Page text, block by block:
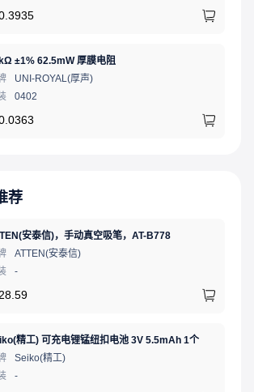
±1% 62.5mW 厚膜电阻
UNI-ROYAL(厚声)
0402
荐
安泰信)，手动真空吸笔，AT-B778
ATTEN(安泰信)
-
28.59
精工) 可充电锂锰纽扣电池 3V 5.5mAh 1个
Seiko(精工)
-